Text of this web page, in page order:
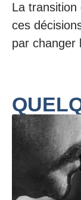
La transition
ces
par changer